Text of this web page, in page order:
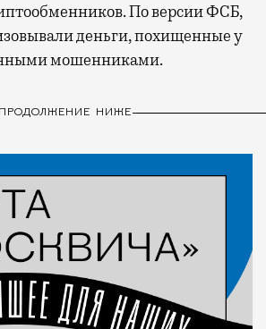
По версии ФСБ,
деньги, похищенные у
мошенниками.
НИЖЕ